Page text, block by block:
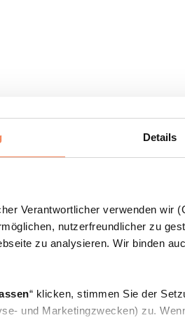
Details
Verantwortlicher verwenden wir
nutzerfreundlicher zu
zu analysieren. Wir binden
“ klicken, stimmen Sie der
und Marketingzwecken) zu.
Prep-Zubehör